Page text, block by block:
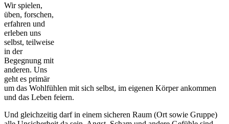
Wir spielen,
üben, forschen,
erfahren und
erleben uns
selbst, teilweise
in der
Begegnung mit
anderen. Uns
geht es primär
um das Wohlfühlen mit sich selbst, im eigenen Körper ankommen
und das Leben feiern.
Und gleichzeitig darf in einem sicheren Raum (Ort sowie Gruppe)